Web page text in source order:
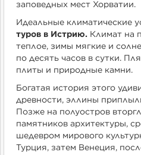
заповедных мест Хорватии.
Идеальные климатические
туров в Истрию. Климат на
теплое, зимы мягкие и
по десять часов в сутки.
плиты и природные камни.
Богатая история этого
древности, эллины
Позже на полуостров
памятников архитектуры,
шедевром мирового
Турция, затем Венеция,